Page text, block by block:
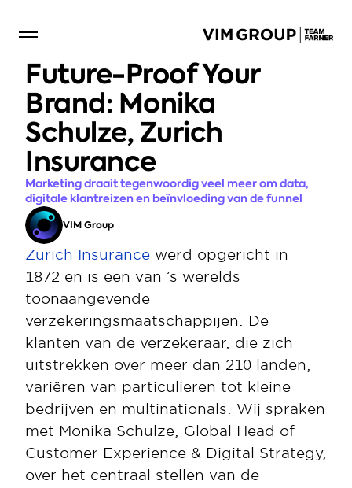
Future-Proof Your
Brand: Monika
Schulze, Zurich
Insurance
Marketing draait tegenwoordig veel meer om data,
digitale klantreizen en beïnvloeding van de funnel
VIM Group
Zurich Insurance werd opgericht in
1872 en is een van ’s werelds
toonaangevende
verzekeringsmaatschappijen. De
klanten van de verzekeraar, die zich
uitstrekken over meer dan 210 landen,
variëren van particulieren tot kleine
bedrijven en multinationals. Wij spraken
met Monika Schulze, Global Head of
Customer Experience & Digital Strategy,
over het centraal stellen van de